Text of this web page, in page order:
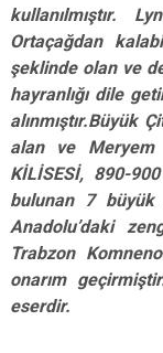
kullanılmıştır.
Ortaçağdan
şeklinde olan ve
hayranlığı dile
alınmıştır.Büyük
alan ve Meryem
KİLİSESİ, 890-
bulunan 7 büyük
Anadolu’daki
Trabzon
onarım
eserdir.